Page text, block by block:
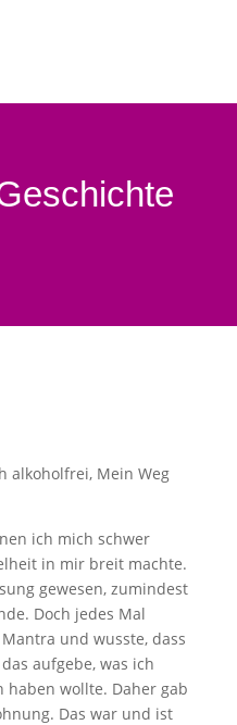
alkoholfrei, Mein Weg
ich mich schwer
in mir breit machte.
gewesen, zumindest
Doch jedes Mal
und wusste, dass
aufgebe, was ich
wollte. Daher gab
Das war und ist